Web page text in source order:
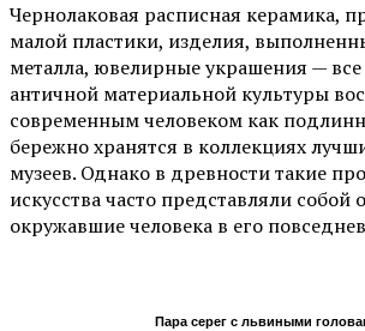
Чернолаковая расписная керамика,
малой пластики, изделия,
металла, ювелирные украшения —
античной материальной культуры
современным человеком как
бережно хранятся в коллекциях
музеев. Однако в древности такие
искусства часто представляли
окружавшие человека в его
Пара серег с львиными